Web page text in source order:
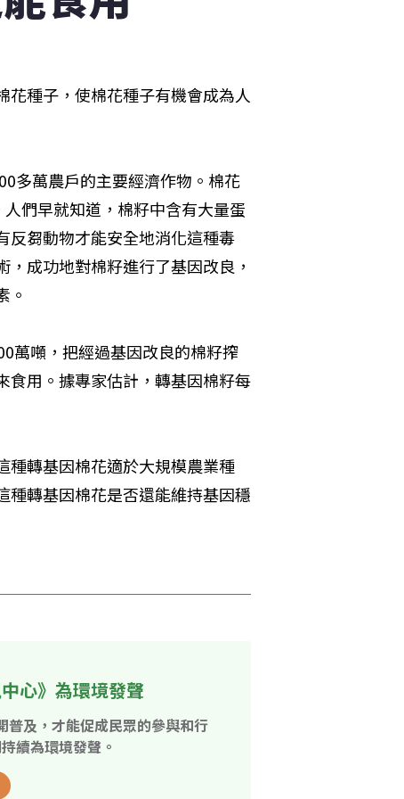
花種子，使棉花種子有機會成為人
多萬農戶的主要經濟作物。棉花
們早就知道，棉籽中含有大量蛋
反芻動物才能安全地消化這種毒
成功地對棉籽進行了基因改良，
。
萬噸，把經過基因改良的棉籽搾
食用。據專家估計，轉基因棉籽每
種轉基因棉花適於大規模農業種
種轉基因棉花是否還能維持基因穩
心》為環境發聲
普及，才能促成民眾的參與和行
續為環境發聲。